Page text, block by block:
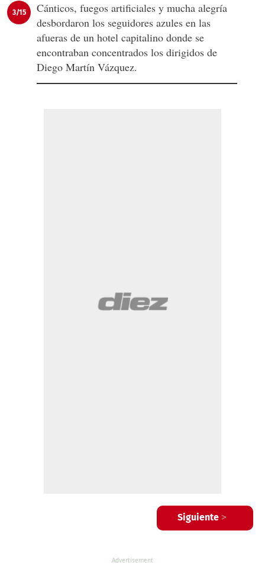
3/15
Cánticos, fuegos artificiales y mucha alegría
desbordaron los seguidores azules en las
afueras de un hotel capitalino donde se
encontraban concentrados los dirigidos de
Diego Martín Vázquez.
Siguiente >